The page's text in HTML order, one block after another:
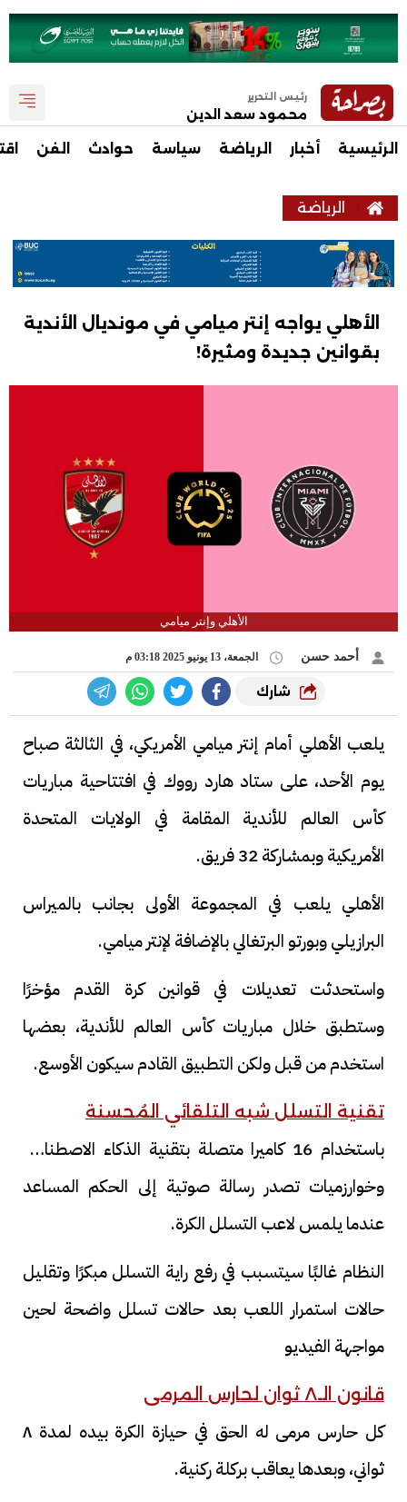
رئيس التحرير
محمود سعد الدين
الرئيسية أخبار الرياضة سياسة حوادث الفن
الرياضة
الأهلي يواجه إنتر ميامي في مونديال الأندية
بقوانين جديدة ومثيرة!
الأهلي وإنتر ميامي
أحمد حسن الجمعة، 13 يونيو 2025 03:18 م
شارك
يلعب الأهلي أمام إنتر ميامي الأمريكي، في الثالثة صباح
يوم الأحد، على ستاد هارد رووك في افتتاحية مباريات
كأس العالم للأندية المقامة في الولايات المتحدة
الأمريكية وبمشاركة 32 فريق.
الأهلي يلعب في المجموعة الأولى بجانب بالميراس
البرازيلي وبورتو البرتغالي بالإضافة لإنتر ميامي.
واستحدثت تعديلات في قوانين كرة القدم مؤخرًا
وستطبق خلال مباريات كأس العالم للأندية، بعضها
استخدم من قبل ولكن التطبيق القادم سيكون الأوسع.
تقنية التسلل شبه التلقائي المُحسنة
باستخدام 16 كاميرا متصلة بتقنية الذكاء الاصطناعي
وخوارزميات تصدر رسالة صوتية إلى الحكم المساعد
عندما يلمس لاعب التسلل الكرة.
النظام غالبًا سيتسبب في رفع راية التسلل مبكرًا وتقليل
حالات استمرار اللعب بعد حالات تسلل واضحة لحين
مواجهة الفيديو
قانون الـ٨ ثوان لحارس المرمى
كل حارس مرمى له الحق في حيازة الكرة بيده لمدة ٨
ثواني، وبعدها يعاقب بركلة ركنية.